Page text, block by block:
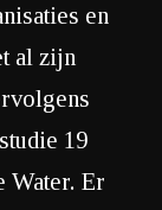
en
al zijn
19
Water. Er